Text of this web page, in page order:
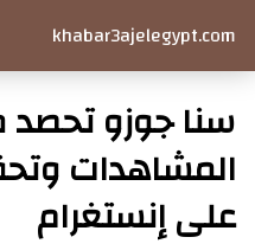
khabar3ajelegypt.com
سنا جوزو تحصد
المشاهدات
على إنستغرام